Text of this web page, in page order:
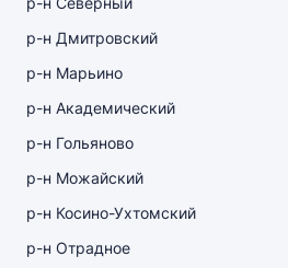
р-н Дмитровский
р-н Марьино
р-н Академический
р-н Гольяново
р-н Можайский
р-н Косино-Ухтомский
р-н Отрадное